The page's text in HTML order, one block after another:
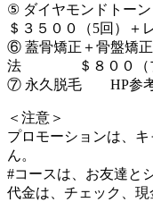
⑤ ダイヤモンドトー
＄３５００（5回）＋
⑥ 蓋骨矯正＋骨盤矯正
法 ＄８００（プ
⑦ 永久脱毛 HP参
＜注意＞
プロモーションは、
ん。
#コースは、お友達と
代金は、チェック、現